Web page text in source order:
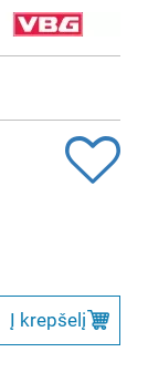
Į krepšelį